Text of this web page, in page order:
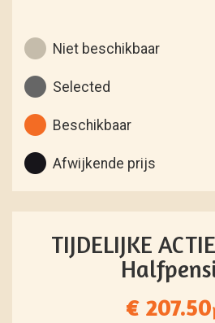
Niet beschikbaar
Selected
Beschikbaar
Afwijkende prijs
TIJDELIJKE
€ 207.50